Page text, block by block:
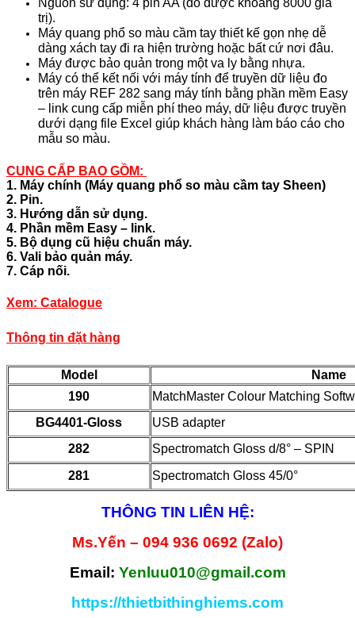
Nguồn sử dụng: 4 pin AA (đo được khoảng 8000 giá
trị).
Máy quang phổ so màu cầm tay thiết kế gọn nhẹ dễ
dàng xách tay đi ra hiện trường hoặc bất cứ nơi đâu.
Máy được bảo quản trong một va ly bằng nhựa.
Máy có thể kết nối với máy tính để truyền dữ liệu đo
trên máy REF 282 sang máy tính bằng phần mềm Easy
– link cung cấp miễn phí theo máy, dữ liệu được truyền
dưới dạng file Excel giúp khách hàng làm báo cáo cho
mẫu so màu.
CUNG CẤP BAO GỒM:
1. Máy chính (Máy quang phổ so màu cầm tay Sheen)
2. Pin.
3. Hướng dẫn sử dụng.
4. Phần mềm Easy – link.
5. Bộ dụng cũ hiệu chuẩn máy.
6. Vali bảo quản máy.
7. Cáp nối.
Xem: Catalogue
Thông tin đặt hàng
Model
Name
190
MatchMaster Colour Matching
BG4401-Gloss
USB adapter
282
Spectromatch Gloss d/8° – SPIN
281
Spectromatch Gloss 45/0°
THÔNG TIN LIÊN HỆ:
Ms.Yến – 094 936 0692 (Zalo)
Email: Yenluu010@gmail.com
https://thietbithinghiems.com